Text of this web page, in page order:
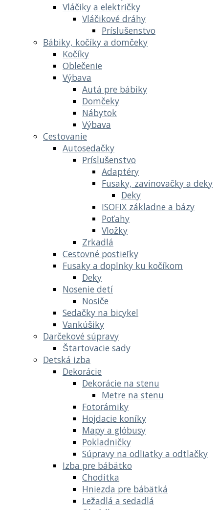
Vláčiky a električky
Vláčikové dráhy
Príslušenstvo
Bábiky, kočíky a domčeky
Kočíky
Oblečenie
Výbava
Autá pre bábiky
Domčeky
Nábytok
Výbava
Cestovanie
Autosedačky
Príslušenstvo
Adaptéry
Fusaky, zavinovačky a deky
Deky
ISOFIX základne a bázy
Poťahy
Vložky
Zrkadlá
Cestovné postieľky
Fusaky a doplnky ku kočíkom
Deky
Nosenie detí
Nosiče
Sedačky na bicykel
Vankúšiky
Darčekové súpravy
Štartovacie sady
Detská izba
Dekorácie
Dekorácie na stenu
Metre na stenu
Fotorámiky
Hojdacie koníky
Mapy a glóbusy
Pokladničky
Súpravy na odliatky a odtlačky
Izba pre bábätko
Chodítka
Hniezda pre bábätká
Ležadlá a sedadlá